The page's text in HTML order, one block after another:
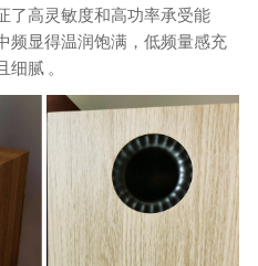
了高灵敏度和高功率承受能
频显得温润饱满，低频量感充
腻 。